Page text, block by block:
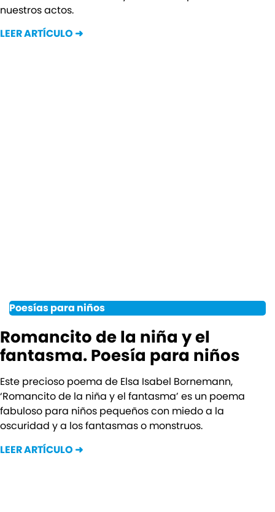
nuestros actos.
LEER ARTÍCULO ➜
Poesías para niños
Romancito de la niña y el
fantasma. Poesía para niños
Este precioso poema de Elsa Isabel Bornemann,
‘Romancito de la niña y el fantasma’ es un poema
fabuloso para niños pequeños con miedo a la
oscuridad y a los fantasmas o monstruos.
LEER ARTÍCULO ➜